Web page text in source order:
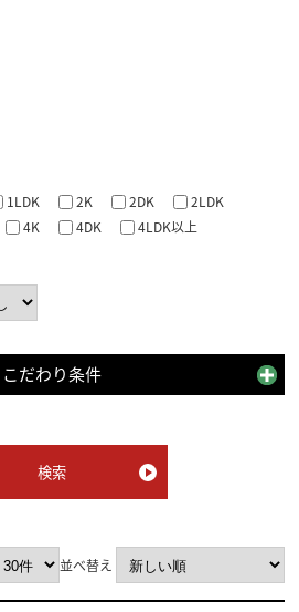
1LDK 2K 2DK
2LDK
4K 4DK 4LDK以上
こだわり条件
並べ替え